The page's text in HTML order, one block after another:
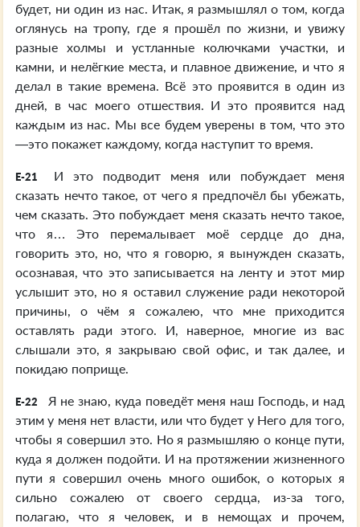
будет, ни один из нас. Итак, я размышлял о том, когда
оглянусь на тропу, где я прошёл по жизни, и увижу
разные холмы и устланные колючками участки, и
камни, и нелёгкие места, и плавное движение, и что я
делал в такие времена. Всё это проявится в один из
дней, в час моего отшествия. И это проявится над
каждым из нас. Мы все будем уверены в том, что это
—это покажет каждому, когда наступит то время.
E-21
И это подводит меня или побуждает меня
сказать нечто такое, от чего я предпочёл бы убежать,
чем сказать. Это побуждает меня сказать нечто такое,
что я… Это перемалывает моё сердце до дна,
говорить это, но, что я говорю, я вынужден сказать,
осознавая, что это записывается на ленту и этот мир
услышит это, но я оставил служение ради некоторой
причины, о чём я сожалею, что мне приходится
оставлять ради этого. И, наверное, многие из вас
слышали это, я закрываю свой офис, и так далее, и
покидаю поприще.
E-22
Я не знаю, куда поведёт меня наш Господь, и над
этим у меня нет власти, или что будет у Него для того,
чтобы я совершил это. Но я размышляю о конце пути,
куда я должен подойти. И на протяжении жизненного
пути я совершил очень много ошибок, о которых я
сильно сожалею от своего сердца, из-за того,
полагаю, что я человек, и в немощах и прочем,